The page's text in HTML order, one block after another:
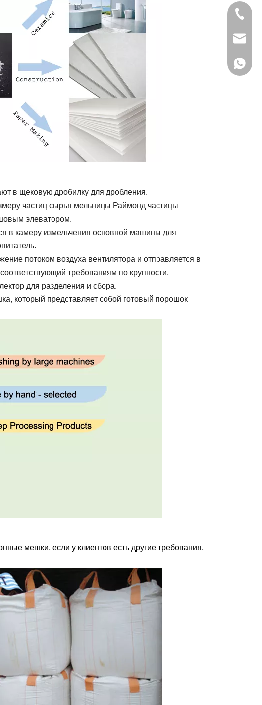
в щековую дробилку для дробления.
частиц сырья мельницы Раймонд частицы
элеватором.
в камеру измельчения основной машины для
потоком воздуха вентилятора и отправляется в
требованиям по крупности,
для разделения и сбора.
который представляет собой готовый порошок
мешки, если у клиентов есть другие требования,
+86-
+86-